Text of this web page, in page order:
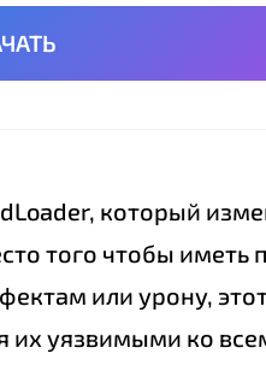
который
того чтобы иметь
или урону,
их уязвимыми ко